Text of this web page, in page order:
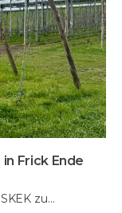
Frick Ende
zu…